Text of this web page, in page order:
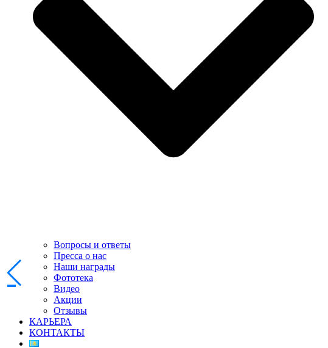
Вопросы и ответы
Пресса о нас
Наши награды
Фототека
Видео
Акции
Отзывы
КАРЬЕРА
КОНТАКТЫ